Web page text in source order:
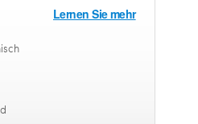
Lernen Sie mehr